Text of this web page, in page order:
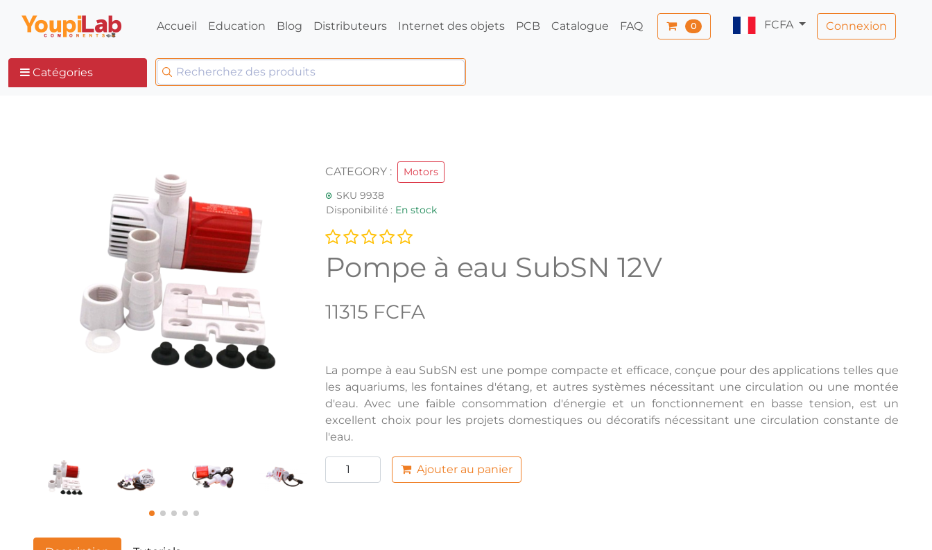
Accueil Education Blog Distributeurs Internet des objets PCB Catalogue FAQ 0 FCFA Connexion
Catégories
CATEGORY :
Motors
SKU 9938
Disponibilité : En stock
Pompe à eau SubSN 12V
11315 FCFA
La pompe à eau SubSN est une pompe compacte et efficace, conçue pour des applications telles que
les aquariums, les fontaines d'étang, et autres systèmes nécessitant une circulation ou une montée
d'eau. Avec une faible consommation d'énergie et un fonctionnement en basse tension, est un
excellent choix pour les projets domestiques ou décoratifs nécessitant une circulation constante de
l'eau.
Ajouter au panier